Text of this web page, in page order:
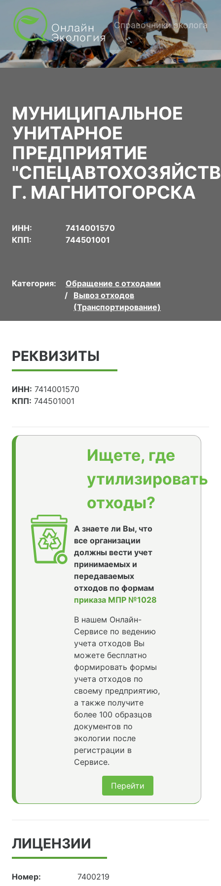
Справочники эколога
МУНИЦИПАЛЬНОЕ
УНИТАРНОЕ
ПРЕДПРИЯТИЕ
Г. МАГНИТОГОРСКА
ИНН:
7414001570
КПП:
744501001
Категория:
Обращение с отходами
Вывоз отходов
(Транспортирование)
РЕКВИЗИТЫ
ИНН: 7414001570
КПП: 744501001
Ищете, где
утилизировать
отходы?
А знаете ли Вы, что
все организации
должны вести учет
принимаемых и
передаваемых
отходов по формам
приказа МПР №1028
В нашем Онлайн-
Сервисе по ведению
учета отходов Вы
можете бесплатно
формировать формы
учета отходов по
своему предприятию,
а также получите
более 100 образцов
документов по
экологии после
регистрации в
Сервисе.
Перейти
ЛИЦЕНЗИИ
Номер: 7400219